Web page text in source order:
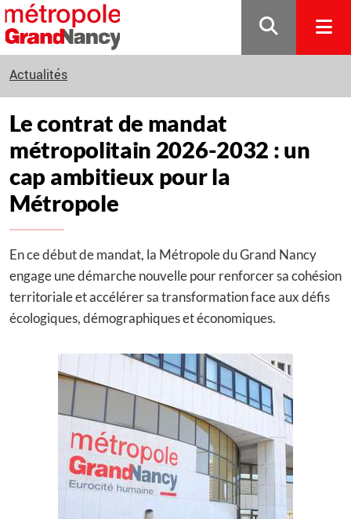
Gestion de vos préférences sur les cookies
Actualités
Le contrat de mandat
métropolitain 2026-2032 : un
cap ambitieux pour la
Métropole
En ce début de mandat, la Métropole du Grand Nancy
engage une démarche nouvelle pour renforcer sa cohésion
territoriale et accélérer sa transformation face aux défis
écologiques, démographiques et économiques.